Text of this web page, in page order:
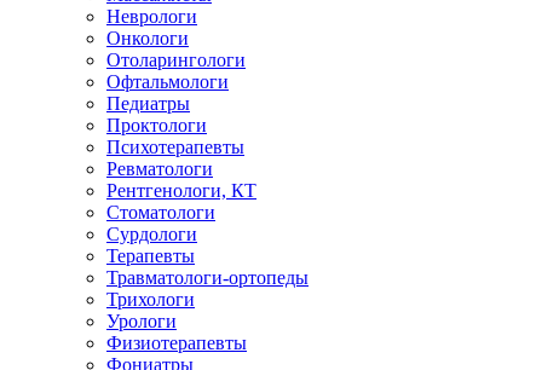
Неврологи
Онкологи
Отоларингологи
Офтальмологи
Педиатры
Проктологи
Психотерапевты
Ревматологи
Рентгенологи, КТ
Стоматологи
Сурдологи
Терапевты
Травматологи-ортопеды
Трихологи
Урологи
Физиотерапевты
Фониатры